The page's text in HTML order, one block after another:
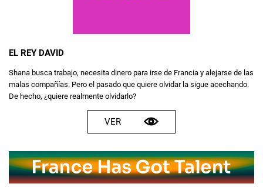
EL REY DAVID
Shana busca trabajo, necesita dinero para irse de Francia y alejarse de las
malas compañías. Pero el pasado que quiere olvidar la sigue acechando.
De hecho, ¿quiere realmente olvidarlo?
VER